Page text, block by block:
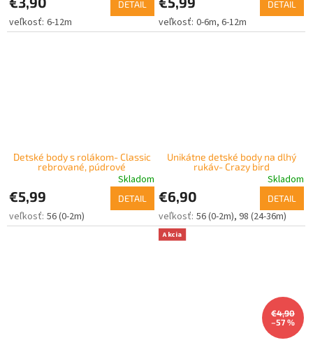
DETAIL
6-12m
DETAIL
0-6m 6-12m
Detské body s rolákom- Classic
rebrované, púdrové
Skladom
€5,99 DETAIL
56 (0-2m)
Unikátne detské body na dlhý
rukáv- Crazy bird
Skladom
€6,90 DETAIL
56 (0-2m) 98 (24-36m)
Akcia
€4,90
–57 %